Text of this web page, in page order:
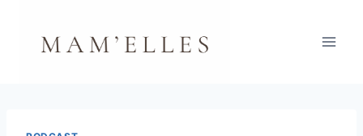
contenu